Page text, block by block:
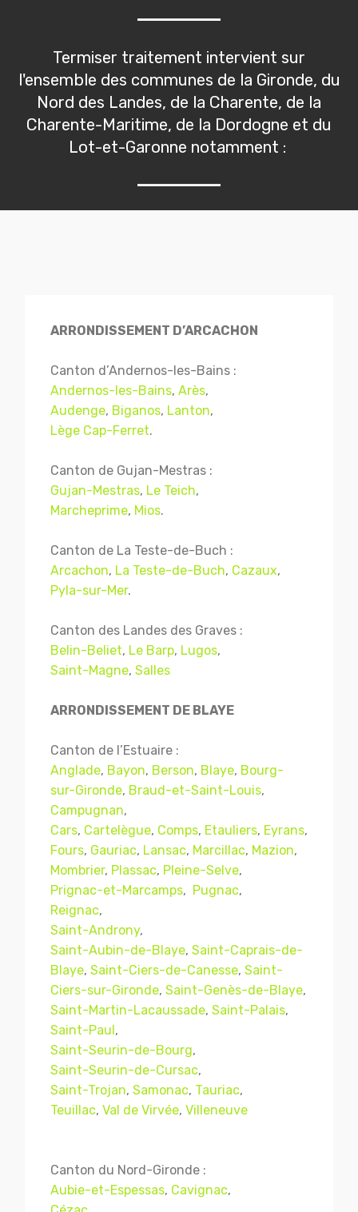
Termiser traitement intervient sur
l'ensemble des communes de la Gironde, du
Nord des Landes, de la Charente, de la
Charente-Maritime, de la Dordogne et du
Lot-et-Garonne notamment :
ARRONDISSEMENT D’ARCACHON
Canton d’Andernos-les-Bains :
Andernos-les-Bains, Arès,
Audenge, Biganos, Lanton,
Lège Cap-Ferret.
Canton de Gujan-Mestras :
Gujan-Mestras, Le Teich,
Marcheprime, Mios.
Canton de La Teste-de-Buch :
Arcachon, La Teste-de-Buch, Cazaux,
Pyla-sur-Mer.
Canton des Landes des Graves :
Belin-Beliet, Le Barp, Lugos,
Saint-Magne, Salles
ARRONDISSEMENT DE BLAYE
Canton de l’Estuaire :
Anglade, Bayon, Berson, Blaye, Bourg-
sur-Gironde, Braud-et-Saint-Louis,
Campugnan,
Cars, Cartelègue, Comps, Etauliers, Eyrans,
Fours, Gauriac, Lansac, Marcillac, Mazion,
Mombrier, Plassac, Pleine-Selve,
Prignac-et-Marcamps, Pugnac,
Reignac,
Saint-Androny,
Saint-Aubin-de-Blaye, Saint-Caprais-de-
Blaye, Saint-Ciers-de-Canesse, Saint-
Ciers-sur-Gironde, Saint-Genès-de-Blaye,
Saint-Martin-Lacaussade, Saint-Palais,
Saint-Paul,
Saint-Seurin-de-Bourg,
Saint-Seurin-de-Cursac,
Saint-Trojan, Samonac, Tauriac,
Teuillac, Val de Virvée, Villeneuve
Canton du Nord-Gironde :
Aubie-et-Espessas, Cavignac,
Mentions légales
référencé par© MACWIN